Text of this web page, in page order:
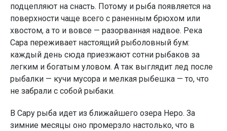
подцепляют на снасть. Потому и рыба появляется на
поверхности чаще всего с раненным брюхом или
хвостом, а то и вовсе — разорванная надвое. Река
Сара переживает настоящий рыболовный бум:
каждый день сюда приезжают сотни рыбаков за
легким и богатым уловом. А так выглядит лед после
рыбалки — кучи мусора и мелкая рыбешка — то, что
не забрали с собой рыбаки.
В Сару рыба идет из ближайшего озера Неро. За
зимние месяцы оно промерзло настолько, что в